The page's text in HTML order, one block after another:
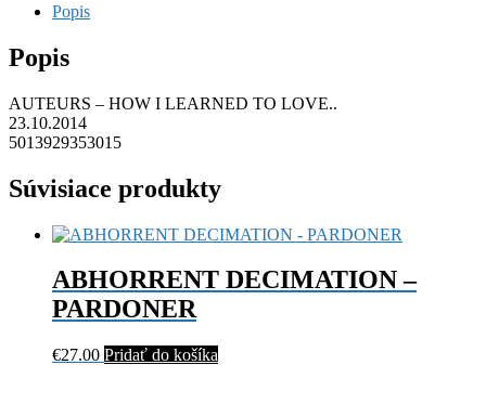
LEARNED
TO
LOVE..
Popis
Popis
AUTEURS – HOW I LEARNED TO LOVE..
23.10.2014
5013929353015
Súvisiace produkty
ABHORRENT DECIMATION –
PARDONER
€27.00 Pridať do košíka